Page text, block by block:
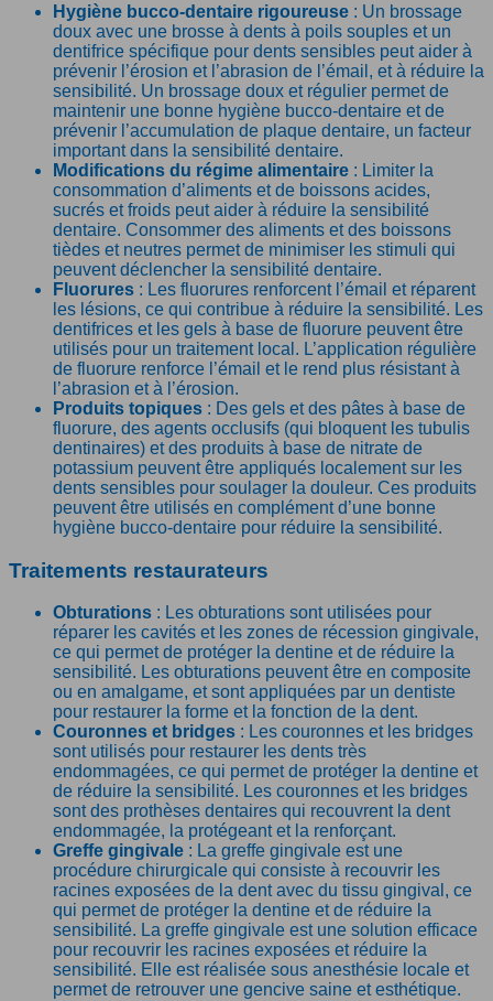
Hygiène bucco-dentaire rigoureuse : Un brossage
doux avec une brosse à dents à poils souples et un
dentifrice spécifique pour dents sensibles peut aider à
prévenir l’érosion et l’abrasion de l’émail, et à réduire la
sensibilité. Un brossage doux et régulier permet de
maintenir une bonne hygiène bucco-dentaire et de
prévenir l’accumulation de plaque dentaire, un facteur
important dans la sensibilité dentaire.
Modifications du régime alimentaire : Limiter la
consommation d’aliments et de boissons acides,
sucrés et froids peut aider à réduire la sensibilité
dentaire. Consommer des aliments et des boissons
tièdes et neutres permet de minimiser les stimuli qui
peuvent déclencher la sensibilité dentaire.
Fluorures : Les fluorures renforcent l’émail et réparent
les lésions, ce qui contribue à réduire la sensibilité. Les
dentifrices et les gels à base de fluorure peuvent être
utilisés pour un traitement local. L’application régulière
de fluorure renforce l’émail et le rend plus résistant à
l’abrasion et à l’érosion.
Produits topiques : Des gels et des pâtes à base de
fluorure, des agents occlusifs (qui bloquent les tubulis
dentinaires) et des produits à base de nitrate de
potassium peuvent être appliqués localement sur les
dents sensibles pour soulager la douleur. Ces produits
peuvent être utilisés en complément d’une bonne
hygiène bucco-dentaire pour réduire la sensibilité.
Traitements restaurateurs
Obturations : Les obturations sont utilisées pour
réparer les cavités et les zones de récession gingivale,
ce qui permet de protéger la dentine et de réduire la
sensibilité. Les obturations peuvent être en composite
ou en amalgame, et sont appliquées par un dentiste
pour restaurer la forme et la fonction de la dent.
Couronnes et bridges : Les couronnes et les bridges
sont utilisés pour restaurer les dents très
endommagées, ce qui permet de protéger la dentine et
de réduire la sensibilité. Les couronnes et les bridges
sont des prothèses dentaires qui recouvrent la dent
endommagée, la protégeant et la renforçant.
Greffe gingivale : La greffe gingivale est une
procédure chirurgicale qui consiste à recouvrir les
racines exposées de la dent avec du tissu gingival, ce
qui permet de protéger la dentine et de réduire la
sensibilité. La greffe gingivale est une solution efficace
pour recouvrir les racines exposées et réduire la
sensibilité. Elle est réalisée sous anesthésie locale et
permet de retrouver une gencive saine et esthétique.